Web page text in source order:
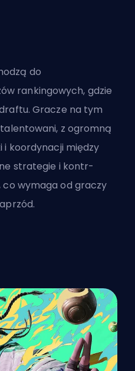
do
rankingowych, gdzie
Gracze na tym
z ogromną
koordynacji między
strategie i kontr-
wymaga od graczy